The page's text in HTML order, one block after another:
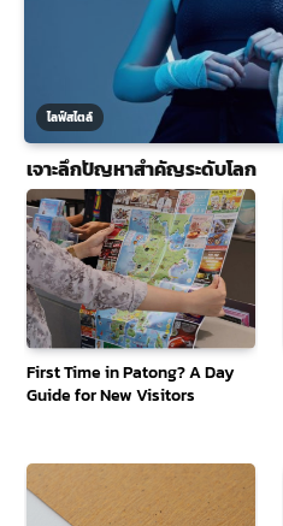
ไลฟ์สไตล์
เจาะลึกปัญหาสำคัญระดับโลก
First Time in Patong? A Day
Guide for New Visitors